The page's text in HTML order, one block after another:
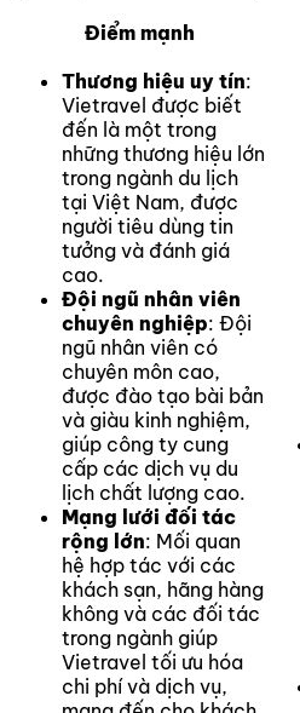
Điểm mạnh
Thương hiệu uy tín:
Vietravel được biết
đến là một trong
những thương hiệu lớn
trong ngành du lịch
tại Việt Nam, được
người tiêu dùng tin
tưởng và đánh giá
cao.
Đội ngũ nhân viên
chuyên nghiệp: Đội
ngũ nhân viên có
chuyên môn cao,
được đào tạo bài bản
và giàu kinh nghiệm,
giúp công ty cung
cấp các dịch vụ du
lịch chất lượng cao.
Mạng lưới đối tác
rộng lớn: Mối quan
hệ hợp tác với các
khách sạn, hãng hàng
không và các đối tác
trong ngành giúp
Vietravel tối ưu hóa
chi phí và dịch vụ,